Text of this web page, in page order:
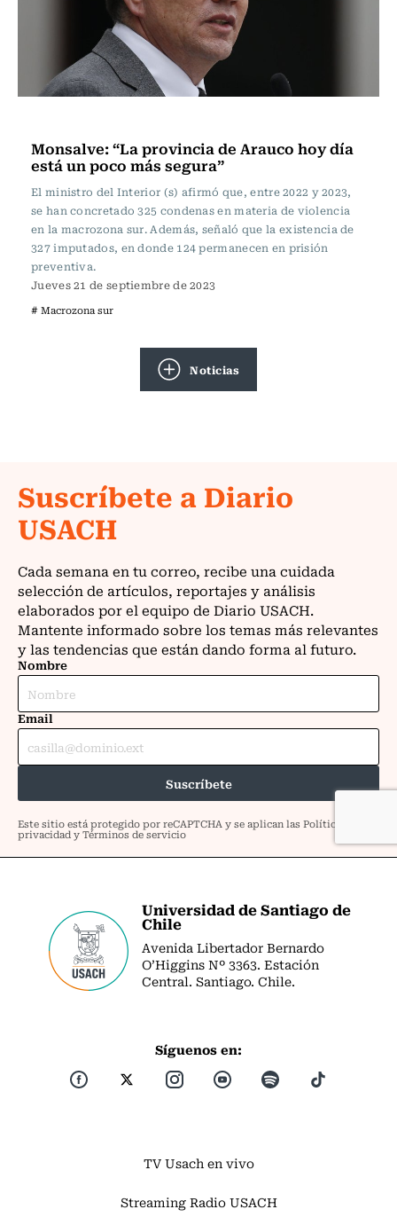
Monsalve: “La provincia de Arauco hoy día
está un poco más segura”
El ministro del Interior (s) afirmó que, entre 2022 y 2023,
se han concretado 325 condenas en materia de violencia
en la macrozona sur. Además, señaló que la existencia de
327 imputados, en donde 124 permanecen en prisión
preventiva.
Jueves 21 de septiembre de 2023
# Macrozona sur
Noticias
Universidad de Santiago de
Chile
Avenida Libertador Bernardo
O’Higgins Nº 3363. Estación
Central. Santiago. Chile.
Síguenos en:
TV Usach en vivo
Streaming Radio USACH